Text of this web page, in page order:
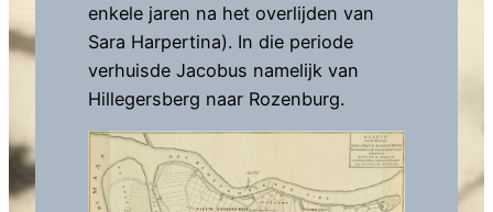
enkele jaren na het overlijden van
Sara Harpertina). In die periode
verhuisde Jacobus namelijk van
Hillegersberg naar Rozenburg.